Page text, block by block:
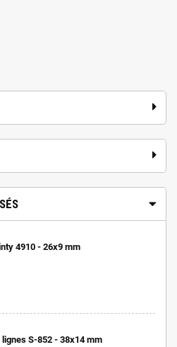
4910 - 26x9 mm
lignes S-852 - 38x14 mm